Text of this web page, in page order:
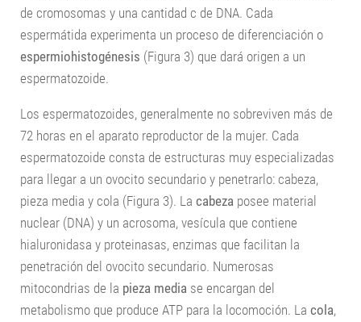
de cromosomas y una cantidad c de DNA. Cada
espermátida experimenta un proceso de diferenciación o
espermiohistogénesis (Figura 3) que dará origen a un
espermatozoide.
Los espermatozoides, generalmente no sobreviven más de
72 horas en el aparato reproductor de la mujer. Cada
espermatozoide consta de estructuras muy especializadas
para llegar a un ovocito secundario y penetrarlo: cabeza,
pieza media y cola (Figura 3). La cabeza posee material
nuclear (DNA) y un acrosoma, vesícula que contiene
hialuronidasa y proteinasas, enzimas que facilitan la
penetración del ovocito secundario. Numerosas
mitocondrias de la pieza media se encargan del
metabolismo que produce ATP para la locomoción. La cola,